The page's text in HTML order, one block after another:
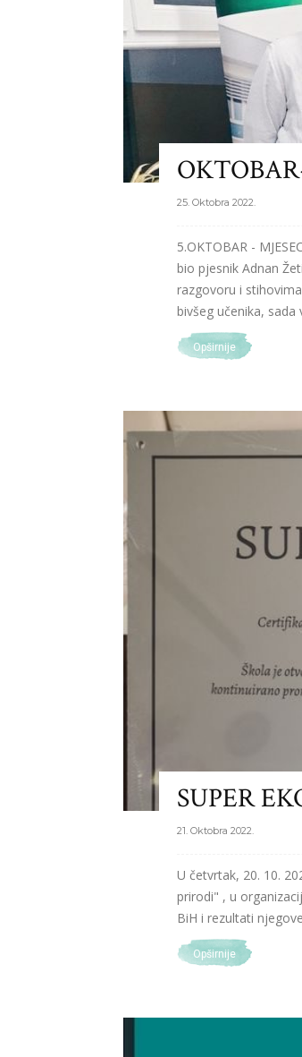
25. Oktobra 2022.
5.OKTOBAR -
bio pjesnik Adnan
razgovoru i
bivšeg učenika, sada
Opširnije
SUPER
21. Oktobra 2022.
U četvrtak, 20. 10.
prirodi" , u
BiH i rezultati
Opširnije